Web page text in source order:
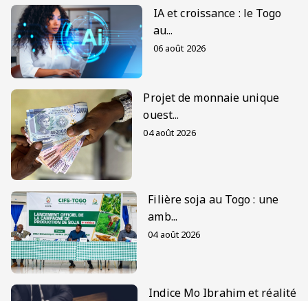
IA et croissance : le Togo
au...
06 août 2026
Projet de monnaie unique
ouest...
04 août 2026
Filière soja au Togo : une
amb...
04 août 2026
Indice Mo Ibrahim et réalité